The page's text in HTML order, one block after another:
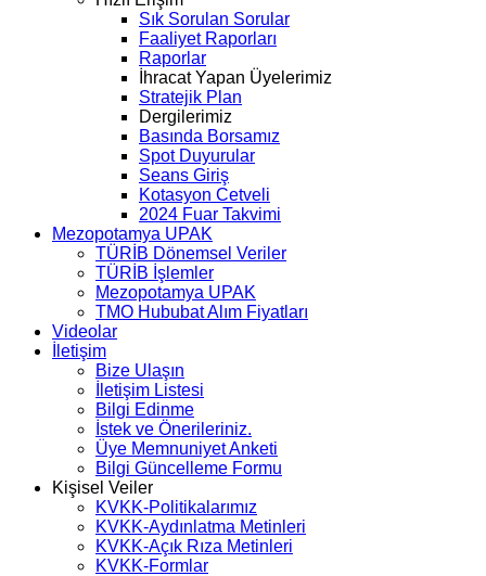
Sık Sorulan Sorular
Faaliyet Raporları
Raporlar
İhracat Yapan Üyelerimiz
Stratejik Plan
Dergilerimiz
Basında Borsamız
Spot Duyurular
Seans Giriş
Kotasyon Cetveli
2024 Fuar Takvimi
Mezopotamya UPAK
TÜRİB Dönemsel Veriler
TÜRİB İşlemler
Mezopotamya UPAK
TMO Hububat Alım Fiyatları
Videolar
İletişim
Bize Ulaşın
İletişim Listesi
Bilgi Edinme
İstek ve Önerileriniz.
Üye Memnuniyet Anketi
Bilgi Güncelleme Formu
Kişisel Veiler
KVKK-Politikalarımız
KVKK-Aydınlatma Metinleri
KVKK-Açık Rıza Metinleri
KVKK-Formlar